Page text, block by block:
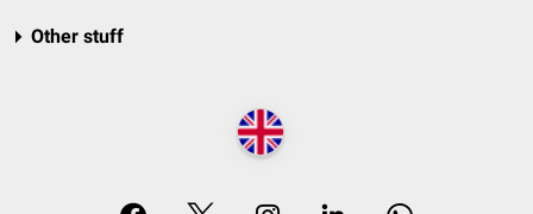
Other stuff